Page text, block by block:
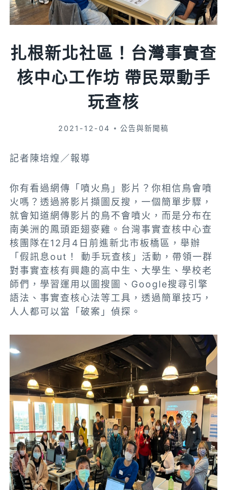
扎根新北社區！台灣事實查
核中心工作坊 帶民眾動手
玩查核
2021-12-04 公告與新聞稿
記者陳培煌／報導
你有看過網傳「噴火鳥」影片？你相信鳥會噴
火嗎？透過將影片擷圖反搜，一個簡單步驟，
就會知道網傳影片的鳥不會噴火，而是分布在
南美洲的鳳頭距翅麥雞。台灣事實查核中心查
核團隊在12月4日前進新北市板橋區，舉辦
「假訊息out！ 動手玩查核」活動，帶領一群
對事實查核有興趣的高中生、大學生、學校老
師們，學習運用以圖搜圖、Google搜尋引擎
語法、事實查核心法等工具，透過簡單技巧，
人人都可以當「破案」偵探。